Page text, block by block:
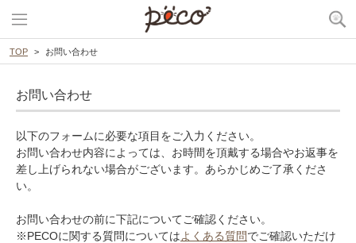
TOP お問い合わせ
お問い合わせ
以下のフォームに必要な項目をご入力ください。
お問い合わせ内容によっては、お時間を頂戴する場合やお返事を
差し上げられない場合がございます。あらかじめご了承くださ
い。
お問い合わせの前に下記についてご確認ください。
※PECOに関する質問についてはよくある質問でご確認いただけ